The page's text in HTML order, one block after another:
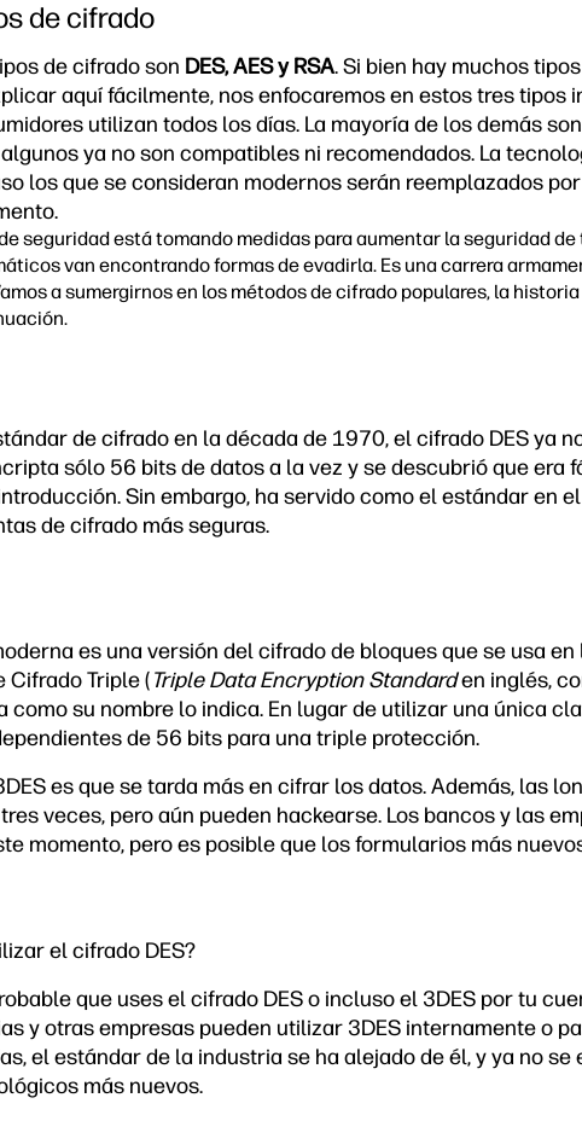
de cifrado
de cifrado son DES, AES y RSA. Si bien hay muchos
aquí fácilmente, nos enfocaremos en estos tres tipos
utilizan todos los días. La mayoría de los demás
ya no son compatibles ni recomendados. La
los que se consideran modernos serán reemplazados
seguridad está tomando medidas para aumentar la seguridad
van encontrando formas de evadirla. Es una carrera
a sumergirnos en los métodos de cifrado populares, la
de cifrado en la década de 1970, el cifrado DES ya
sólo 56 bits de datos a la vez y se descubrió que era
Sin embargo, ha servido como el estándar en
de cifrado más seguras.
es una versión del cifrado de bloques que se usa
Cifrado Triple (Triple Data Encryption Standarden inglés,
como su nombre lo indica. En lugar de utilizar una única
de 56 bits para una triple protección.
es que se tarda más en cifrar los datos. Además, las
veces, pero aún pueden hackearse. Los bancos y las
momento, pero es posible que los formularios más
el cifrado DES?
que uses el cifrado DES o incluso el 3DES por tu
y otras empresas pueden utilizar 3DES internamente o
el estándar de la industria se ha alejado de él, y ya no
más nuevos.